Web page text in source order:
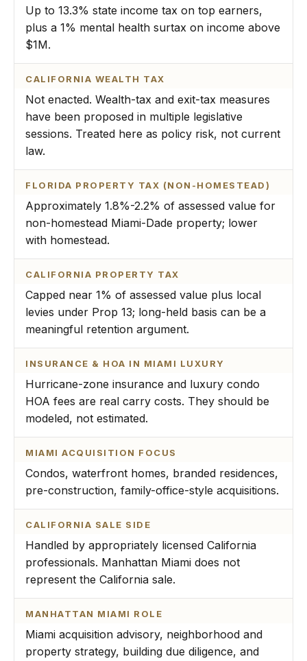
Up to 13.3% state income tax on top earners,
plus a 1% mental health surtax on income above
$1M.
CALIFORNIA WEALTH TAX
Not enacted. Wealth-tax and exit-tax measures
have been proposed in multiple legislative
sessions. Treated here as policy risk, not current
law.
FLORIDA PROPERTY TAX (NON-HOMESTEAD)
Approximately 1.8%-2.2% of assessed value for
non-homestead Miami-Dade property; lower
with homestead.
CALIFORNIA PROPERTY TAX
Capped near 1% of assessed value plus local
levies under Prop 13; long-held basis can be a
meaningful retention argument.
INSURANCE & HOA IN MIAMI LUXURY
Hurricane-zone insurance and luxury condo
HOA fees are real carry costs. They should be
modeled, not estimated.
MIAMI ACQUISITION FOCUS
Condos, waterfront homes, branded residences,
pre-construction, family-office-style acquisitions.
CALIFORNIA SALE SIDE
Handled by appropriately licensed California
professionals. Manhattan Miami does not
represent the California sale.
MANHATTAN MIAMI ROLE
Miami acquisition advisory, neighborhood and
property strategy, building due diligence, and